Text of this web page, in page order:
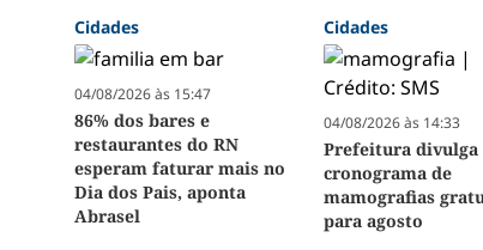
Cidades
04/08/2026 às 15:47
86% dos bares e
restaurantes do RN
esperam faturar mais no
Dia dos Pais, aponta
Abrasel
Cidades
04/08/2026 às 14:33
Prefeitura divulga
cronograma de
mamografias
para agosto